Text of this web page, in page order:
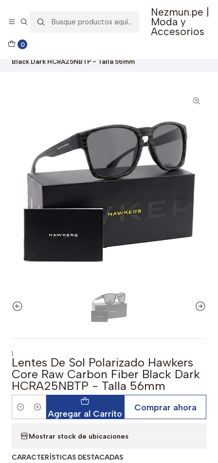
Nezmun.pe |
Moda y
Accesorios
0
🚚 Envío GRATIS por compras mayores a S/ 150
Black Dark HCRA25NBTP - Talla 56mm
|
Lentes De Sol Polarizado Hawkers
Core Raw Carbon Fiber Black Dark
HCRA25NBTP - Talla 56mm
Cantidad Agregar al Carrito
Comprar ahora
Mostrar stock de ubicaciones
CARACTERÍSTICAS DESTACADAS